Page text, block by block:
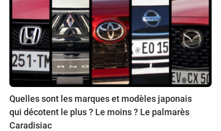
Quelles sont les marques et modèles japonais
qui décotent le plus ? Le moins ? Le palmarès
Caradisiac